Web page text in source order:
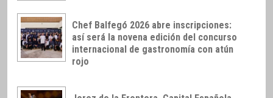
Chef Balfegó 2026 abre inscripciones:
así será la novena edición del concurso
internacional de gastronomía con atún
rojo